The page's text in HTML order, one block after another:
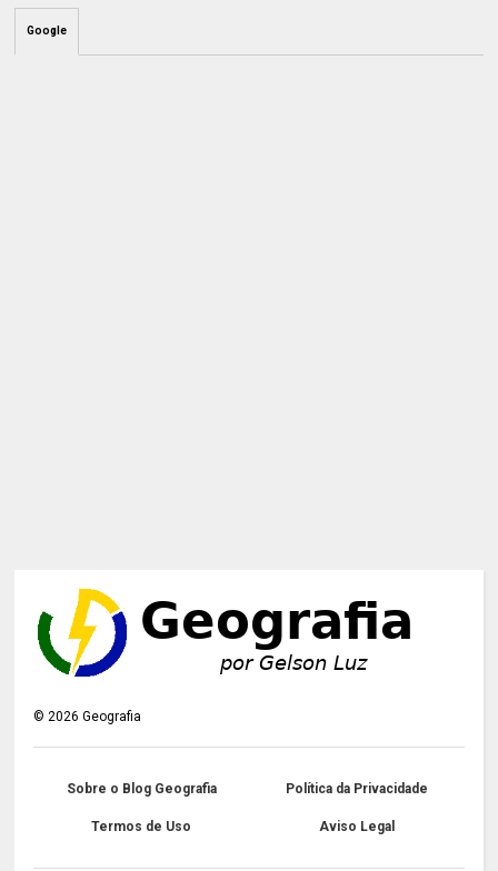
Google
©2026 Geografia
Sobre o Blog Geografia Política da Privacidade
Termos de Uso Aviso Legal